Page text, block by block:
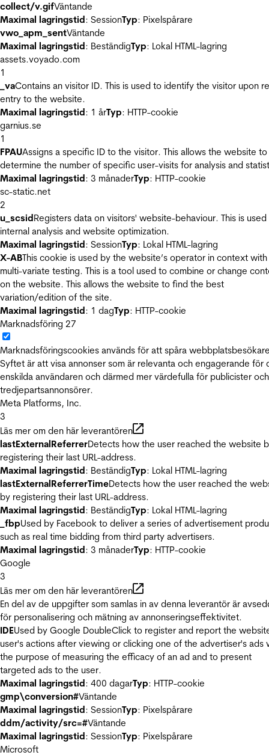
collect/v.gifVäntande
Maximal lagringstid: SessionTyp: Pixelspårare
vwo_apm_sentVäntande
Maximal lagringstid: BeständigTyp: Lokal HTML-lagring
assets.voyado.com
1
_vaContains an visitor ID. This is used to identify the visitor upon
entry to the website.
Maximal lagringstid: 1 årTyp: HTTP-cookie
garnius.se
1
FPAUAssigns a specific ID to the visitor. This allows the website to
determine the number of specific user-visits for analysis and
Maximal lagringstid: 3 månaderTyp: HTTP-cookie
sc-static.net
2
u_scsidRegisters data on visitors' website-behaviour. This is
internal analysis and website optimization.
Maximal lagringstid: SessionTyp: Lokal HTML-lagring
X-ABThis cookie is used by the website’s operator in context with
multi-variate testing. This is a tool used to combine or change
on the website. This allows the website to find the best
variation/edition of the site.
Maximal lagringstid: 1 dagTyp: HTTP-cookie
Marknadsföring 27
Marknadsföringscookies används för att spåra
Syftet är att visa annonser som är relevanta och engagerande för
enskilda användaren och därmed mer värdefulla för publicister och
tredjepartsannonsörer.
Meta Platforms, Inc.
3
Läs mer om den här leverantören
lastExternalReferrerDetects how the user reached the website
registering their last URL-address.
Maximal lagringstid: BeständigTyp: Lokal HTML-lagring
lastExternalReferrerTimeDetects how the user reached the
by registering their last URL-address.
Maximal lagringstid: BeständigTyp: Lokal HTML-lagring
_fbpUsed by Facebook to deliver a series of advertisement
such as real time bidding from third party advertisers.
Maximal lagringstid: 3 månaderTyp: HTTP-cookie
Google
3
Läs mer om den här leverantören
En del av de uppgifter som samlas in av denna leverantör är
för personalisering och mätning av annonseringseffektivitet.
IDEUsed by Google DoubleClick to register and report the
user's actions after viewing or clicking one of the advertiser's ads
the purpose of measuring the efficacy of an ad and to present
targeted ads to the user.
Maximal lagringstid: 400 dagarTyp: HTTP-cookie
gmp\conversion#Väntande
Maximal lagringstid: SessionTyp: Pixelspårare
ddm/activity/src=#Väntande
Maximal lagringstid: SessionTyp: Pixelspårare
Microsoft